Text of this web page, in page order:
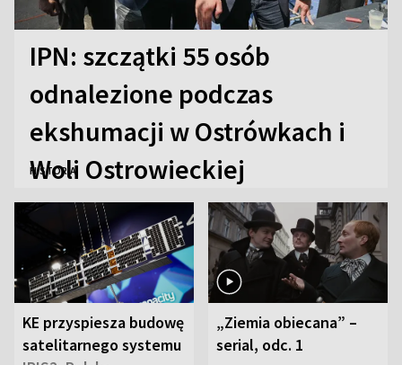
IPN: szczątki 55 osób
odnalezione podczas
ekshumacji w Ostrówkach i
Woli Ostrowieckiej
HISTORIA
KE przyspiesza budowę
satelitarnego systemu
„Ziemia obiecana” –
serial, odc. 1